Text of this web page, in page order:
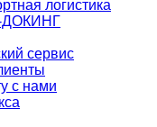
логистика
сервис
с нами